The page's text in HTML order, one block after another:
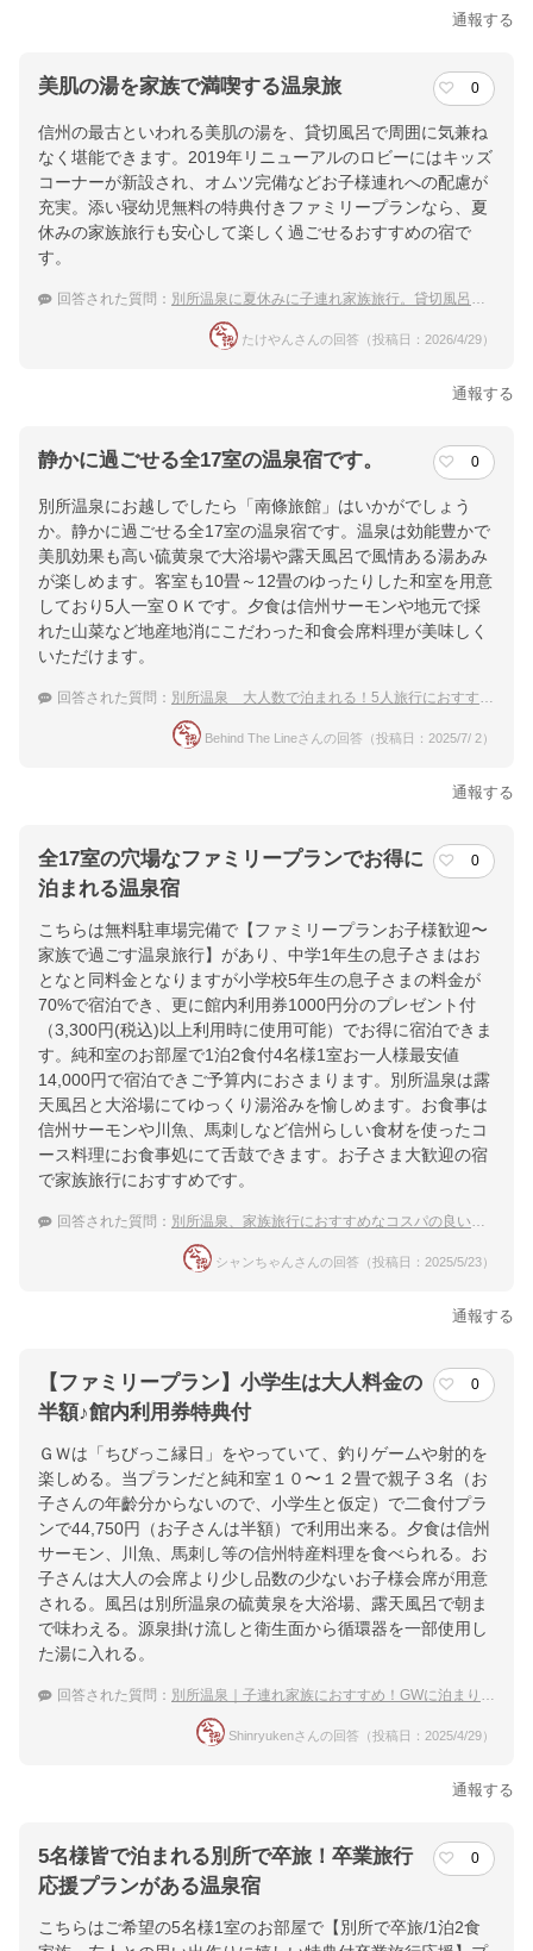
通報する
美肌の湯を家族で満喫する温泉旅 0
信州の最古といわれる美肌の湯を、貸切風呂で周囲に気兼ね
なく堪能できます。2019年リニューアルのロビーにはキッズ
コーナーが新設され、オムツ完備などお子様連れへの配慮が
充実。添い寝幼児無料の特典付きファミリープランなら、夏
休みの家族旅行も安心して楽しく過ごせるおすすめの宿で
す。
回答された質問： 別所温泉に夏休みに子連れ家族旅行。貸切風呂のある宿は？
たけやんさんの回答（投稿日：2026/4/29）
通報する
静かに過ごせる全17室の温泉宿です。 0
別所温泉にお越しでしたら「南條旅館」はいかがでしょう
か。静かに過ごせる全17室の温泉宿です。温泉は効能豊かで
美肌効果も高い硫黄泉で大浴場や露天風呂で風情ある湯あみ
が楽しめます。客室も10畳～12畳のゆったりした和室を用意
しており5人一室ＯＫです。夕食は信州サーモンや地元で採
れた山菜など地産地消にこだわった和食会席料理が美味しく
いただけます。
回答された質問： 別所温泉 大人数で泊まれる！5人旅行におすすめの温泉宿
Behind The Lineさんの回答（投稿日：2025/7/ 2）
通報する
全17室の穴場なファミリープランでお得に
泊まれる温泉宿
0
こちらは無料駐車場完備で【ファミリープランお子様歓迎〜
家族で過ごす温泉旅行】があり、中学1年生の息子さまはお
となと同料金となりますが小学校5年生の息子さまの料金が
70%で宿泊でき、更に館内利用券1000円分のプレゼント付
（3,300円(税込)以上利用時に使用可能）でお得に宿泊できま
す。純和室のお部屋で1泊2食付4名様1室お一人様最安値
14,000円で宿泊できご予算内におさまります。別所温泉は露
天風呂と大浴場にてゆっくり湯浴みを愉しめます。お食事は
信州サーモンや川魚、馬刺しなど信州らしい食材を使ったコ
ース料理にお食事処にて舌鼓できます。お子さま大歓迎の宿
で家族旅行におすすめです。
回答された質問： 別所温泉、家族旅行におすすめなコスパの良い温泉宿
シャンちゃんさんの回答（投稿日：2025/5/23）
通報する
【ファミリープラン】小学生は大人料金の
半額♪館内利用券特典付
0
ＧＷは「ちびっこ縁日」をやっていて、釣りゲームや射的を
楽しめる。当プランだと純和室１０〜１２畳で親子３名（お
子さんの年齡分からないので、小学生と仮定）で二食付プラ
ンで44,750円（お子さんは半額）で利用出来る。夕食は信州
サーモン、川魚、馬刺し等の信州特産料理を食べられる。お
子さんは大人の会席より少し品数の少ないお子様会席が用意
される。風呂は別所温泉の硫黄泉を大浴場、露天風呂で朝ま
で味わえる。源泉掛け流しと衛生面から循環器を一部使用し
た湯に入れる。
回答された質問： 別所温泉｜子連れ家族におすすめ！GWに泊まりたい穴場な宿は？
Shinryukenさんの回答（投稿日：2025/4/29）
通報する
5名様皆で泊まれる別所で卒旅！卒業旅行
応援プランがある温泉宿
0
こちらはご希望の5名様1室のお部屋で【別所で卒旅/1泊2食